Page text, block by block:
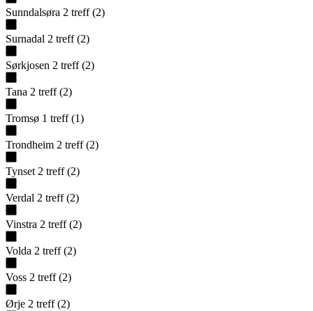
Sunndalsøra 2 treff (2)
Surnadal 2 treff (2)
Sørkjosen 2 treff (2)
Tana 2 treff (2)
Tromsø 1 treff (1)
Trondheim 2 treff (2)
Tynset 2 treff (2)
Verdal 2 treff (2)
Vinstra 2 treff (2)
Volda 2 treff (2)
Voss 2 treff (2)
Ørje 2 treff (2)